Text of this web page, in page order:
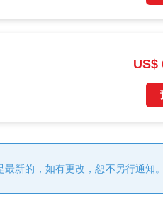
US$
新的，如有更改，恕不另行通知